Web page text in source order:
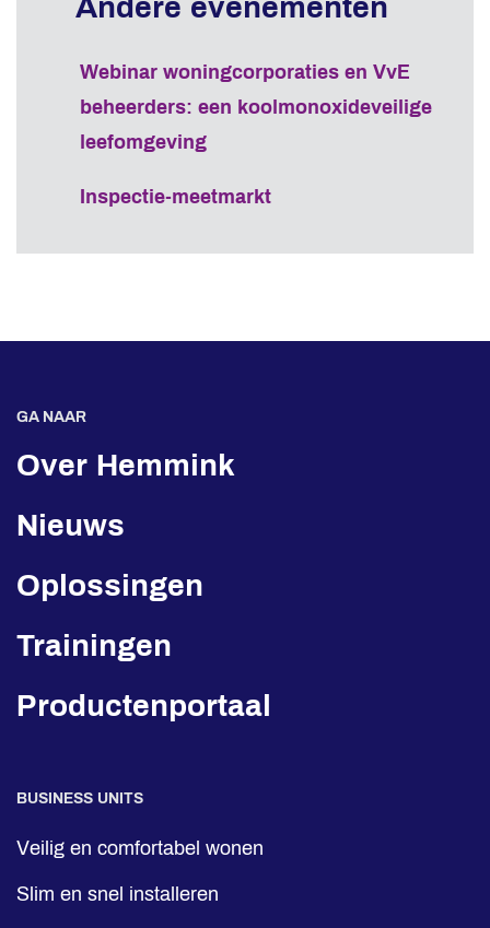
Webinar woningcorporaties en VvE
beheerders: een koolmonoxideveilige
leefomgeving
Inspectie-meetmarkt
GA NAAR
Over Hemmink
Nieuws
Oplossingen
Trainingen
Productenportaal
BUSINESS UNITS
Veilig en comfortabel wonen
Slim en snel installeren